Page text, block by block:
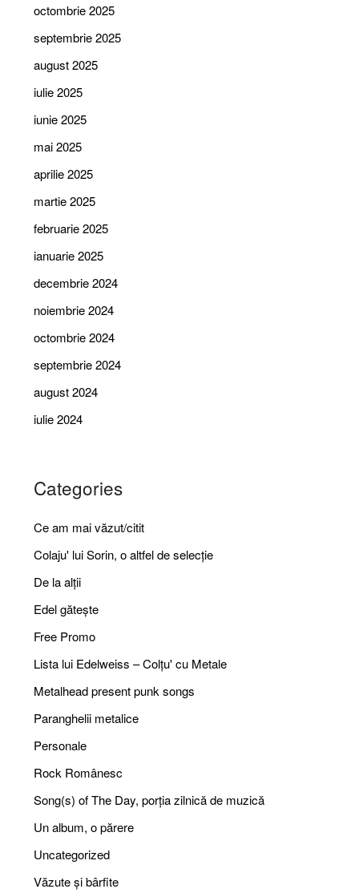
octombrie 2025
septembrie 2025
august 2025
iulie 2025
iunie 2025
mai 2025
aprilie 2025
martie 2025
februarie 2025
ianuarie 2025
decembrie 2024
noiembrie 2024
octombrie 2024
septembrie 2024
august 2024
iulie 2024
Categories
Ce am mai văzut/citit
Colaju' lui Sorin, o altfel de selecție
De la alții
Edel gătește
Free Promo
Lista lui Edelweiss – Colțu' cu Metale
Metalhead present punk songs
Paranghelii metalice
Personale
Rock Românesc
Song(s) of The Day, porția zilnică de muzică
Un album, o părere
Uncategorized
Văzute și bârfite